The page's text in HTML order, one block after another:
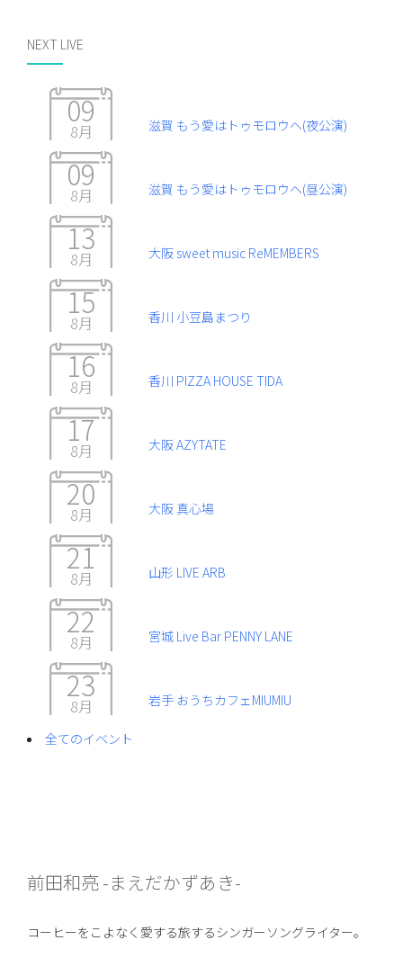
NEXT LIVE
09
8月 滋賀 もう愛はトゥモロウヘ(夜公演)
09
8月 滋賀 もう愛はトゥモロウヘ(昼公演)
13
8月 大阪 sweet music ReMEMBERS
15
8月 香川 小豆島まつり
16
8月 香川 PIZZA HOUSE TIDA
17
8月 大阪 AZYTATE
20
8月 大阪 真心場
21
8月 山形 LIVE ARB
22
8月 宮城 Live Bar PENNY LANE
23
8月 岩手 おうちカフェMIUMIU
全てのイベント
前田和亮 -まえだかずあき-
コーヒーをこよなく愛する旅するシンガーソングライター。